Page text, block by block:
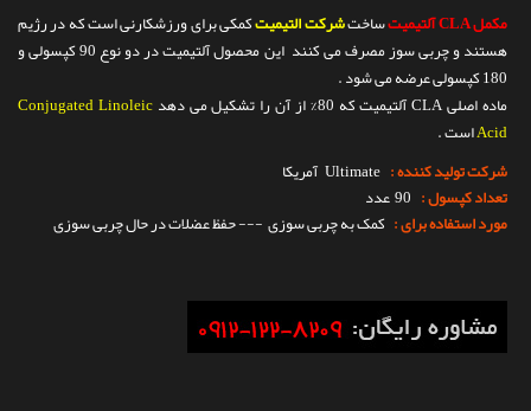
مکمل CLA آلتیمیت
ساختشرکت التیمیتکمکی برای ورزشکارنی است که در رژیم
هستند و چربی سوز مصرف می کنند این محصول آلتیمیت در دو نوع 90 کپسولی و
180 کپسولی عرضه می شود .
ماده اصلی CLA آلتیمیت که 80% از آن را تشکیل می دهد
Conjugated Linoleic
Acidاست .
شرکت تولید کننده : Ultimate آمریکا
تعداد کپسول : 90 عدد
مورد استفاده برای : کمک به چربی سوزی --- حفظ عضلات در حال چربی سوزی